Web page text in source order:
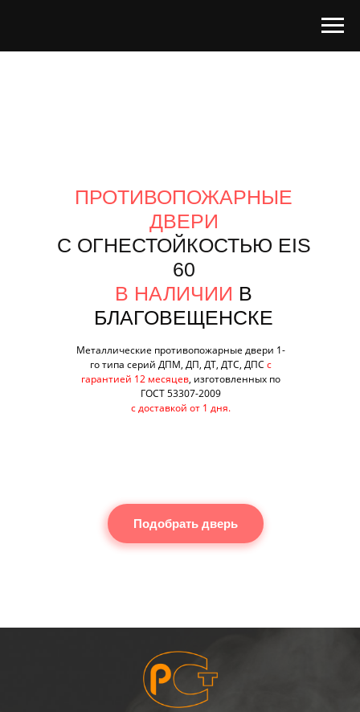
ПРОТИВОПОЖАРНЫЕ
ДВЕРИ
С ОГНЕСТОЙКОСТЬЮ EIS
60
В НАЛИЧИИ В
БЛАГОВЕЩЕНСКЕ
Металлические противопожарные двери 1-
го типа серий ДПМ, ДП, ДТ, ДТС, ДПС с
гарантией 12 месяцев, изготовленных по
ГОСТ 53307-2009
с доставкой от 1 дня.
Подобрать дверь